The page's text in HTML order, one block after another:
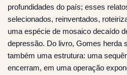
profundidades do país; esses
selecionados, reinventados,
uma espécie de mosaico decaído
depressão. Do livro, Gomes herda
também uma estrutura: uma
encerram, em uma operação